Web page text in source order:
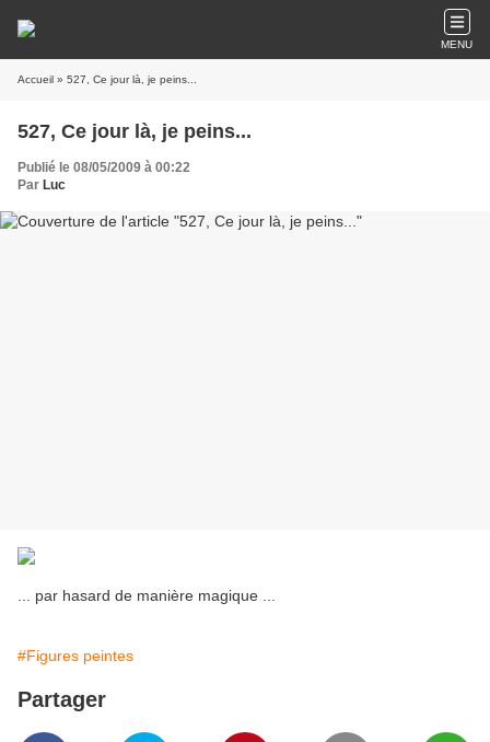
MENU
Accueil » 527, Ce jour là, je peins...
527, Ce jour là, je peins...
Publié le 08/05/2009 à 00:22
Par Luc
... par hasard de manière magique ...
#Figures peintes
Partager